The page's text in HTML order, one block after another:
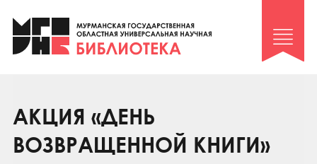
Клуб «Гиря и сельдерей»
Клуб «Семейный архив»
Коллегам
Контакты
АКЦИЯ «ДЕНЬ
ВОЗВРАЩЕННОЙ КНИГИ»